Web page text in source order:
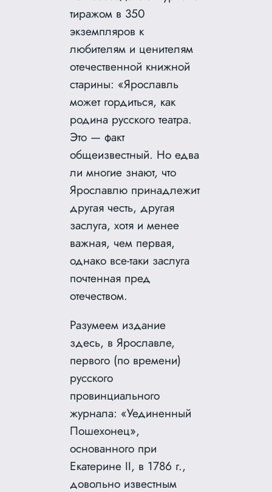
тиражом в 350
экземпляров к
любителям и ценителям
отечественной книжной
старины: «Ярославль
может гордиться, как
родина русского театра.
Это — факт
общеизвестный. Но едва
ли многие знают, что
Ярославлю принадлежит
другая честь, другая
заслуга, хотя и менее
важная, чем первая,
однако все-таки заслуга
почтенная пред
отечеством.
Разумеем издание
здесь, в Ярославле,
первого (по времени)
русского
провинциального
журнала: «Уединенный
Пошехонец»,
основанного при
Екатерине II, в 1786 г.,
довольно известным